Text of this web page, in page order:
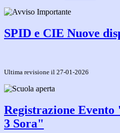
SPID e CIE Nuove
Ultima revisione il 27-01-2026
Registrazione
3 Sora"